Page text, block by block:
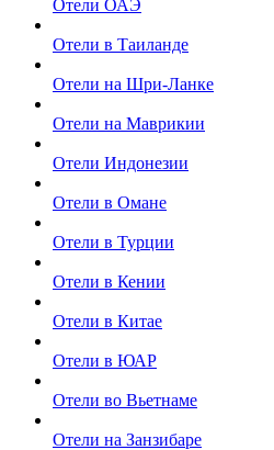
Отели ОАЭ
Отели в Таиланде
Отели на Шри-Ланке
Отели на Маврикии
Отели Индонезии
Отели в Омане
Отели в Турции
Отели в Кении
Отели в Китае
Отели в ЮАР
Отели во Вьетнаме
Отели на Занзибаре